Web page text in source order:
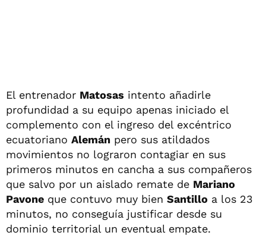
El entrenador Matosas intento añadirle
profundidad a su equipo apenas iniciado el
complemento con el ingreso del excéntrico
ecuatoriano Alemán pero sus atildados
movimientos no lograron contagiar en sus
primeros minutos en cancha a sus compañeros
que salvo por un aislado remate de Mariano
Pavone que contuvo muy bien Santillo a los 23
minutos, no conseguía justificar desde su
dominio territorial un eventual empate.